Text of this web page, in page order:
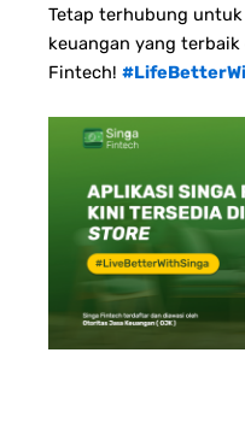
Tetap terhubung
keuangan yang
Fintech!